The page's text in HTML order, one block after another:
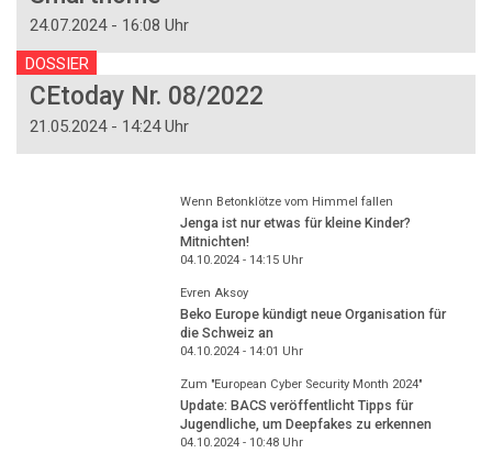
24.07.2024 - 16:08 Uhr
DOSSIER
CEtoday Nr. 08/2022
21.05.2024 - 14:24 Uhr
Wenn Betonklötze vom Himmel fallen
Jenga ist nur etwas für kleine Kinder?
Mitnichten!
04.10.2024 - 14:15Uhr
Evren Aksoy
Beko Europe kündigt neue Organisation für
die Schweiz an
04.10.2024 - 14:01 Uhr
Zum "European Cyber Security Month 2024"
Update: BACS veröffentlicht Tipps für
Jugendliche, um Deepfakes zu erkennen
04.10.2024 - 10:48Uhr